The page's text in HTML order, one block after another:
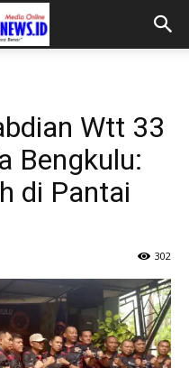
Wtt 33
Bengkulu:
di Pantai
302